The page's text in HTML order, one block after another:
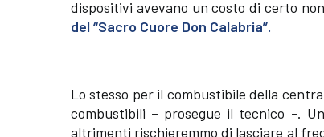
dispositivi avevano un costo di certo
del “Sacro Cuore Don Calabria”.
Lo stesso per il combustibile della
combustibili – prosegue il tecnico -.
altrimenti rischieremmo di lasciare al